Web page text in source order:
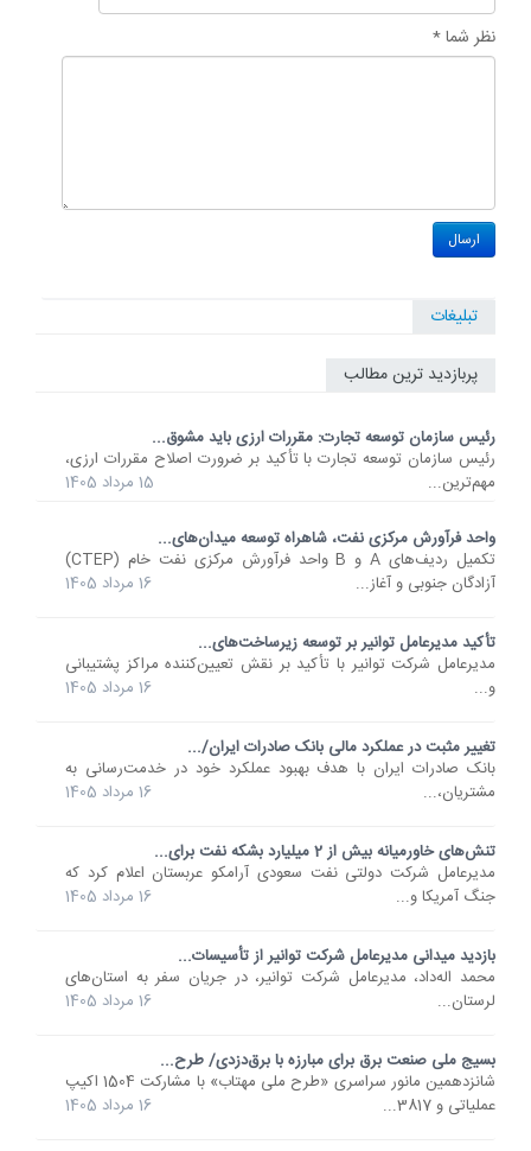
نظر شما *
تبلیغات
پربازدید ترین مطالب
رئیس سازمان توسعه تجارت: مقررات ارزی باید مشوق...
رئیس سازمان توسعه تجارت با تأکید بر ضرورت اصلاح مقررات ارزی،
مهم‌ترین...
15 مرداد 1405
واحد فرآورش مرکزی نفت، شاهراه توسعه میدان‌های...
تکمیل ردیف‌های A و B واحد فرآورش مرکزی نفت خام (CTEP)
آزادگان جنوبی و آغاز...
16 مرداد 1405
تأکید مدیرعامل توانیر بر توسعه زیرساخت‌های...
مدیرعامل شرکت توانیر با تأکید بر نقش تعیین‌کننده مراکز پشتیبانی
و...
16 مرداد 1405
تغییر مثبت در عملکرد مالی بانک صادرات ایران/...
​بانک صادرات ایران با هدف بهبود عملکرد خود در خدمت‌رسانی به
مشتریان،...
16 مرداد 1405
تنش‌های خاورمیانه بیش از 2 میلیارد بشکه نفت برای...
مدیرعامل شرکت دولتی نفت سعودی آرامکو عربستان اعلام کرد که
جنگ آمریکا و...
16 مرداد 1405
بازدید میدانی مدیرعامل شرکت توانیر از تأسیسات...
محمد اله‌داد، مدیرعامل شرکت توانیر، در جریان سفر به استان‌های
لرستان...
16 مرداد 1405
بسیج ملی صنعت برق برای مبارزه با برق‌دزدی/ طرح...
شانزدهمین مانور سراسری «طرح ملی مهتاب» با مشارکت 1504 اکیپ
عملیاتی و 3817...
16 مرداد 1405